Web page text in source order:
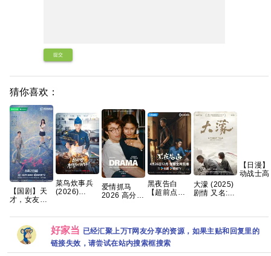
提交
猜你喜欢：
【国剧】天
才，女友
至最新】
【2016P】
【田曦薇 /
胡一天主
演】
菜鸟炊事兵
(2026)
[内封简繁英]
[喜剧/奇幻]
[1.6GB/集]
爱情抓马
2026 高分
黑夜告白
【超前点播
越生死🌪 夸
克
大濛 (2025)
剧情 又名: A
【日漫
动战士高
【含第一
科幻】【
好家当 已经汇聚上万T网友分享的资源，如果主贴和回复里的
链接失效，请尝试在站内搜索框搜索